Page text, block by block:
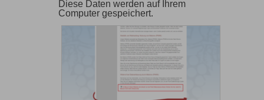
Diese Daten werden auf Ihrem
Computer gespeichert.